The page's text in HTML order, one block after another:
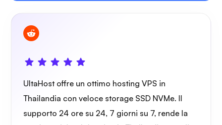
Proprio cast
UltaHost offre un ottimo hosting VPS in
Thailandia con veloce storage SSD NVMe. Il
supporto 24 ore su 24, 7 giorni su 7, rende la